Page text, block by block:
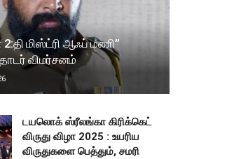
மிஸ்ட்ரி ஆஃப் மணி”
விமர்சனம்
டயலொக் ஸ்ரீலங்கா கிரிக்கெட்
விருது விழா 2025 : உயரிய
விருதுகளை பெத்தும், சமரி